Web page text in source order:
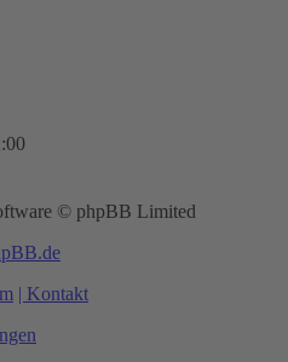
© phpBB Limited
| Kontakt